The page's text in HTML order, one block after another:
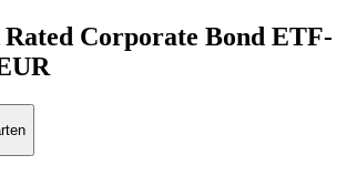
Rated Corporate Bond ETF-